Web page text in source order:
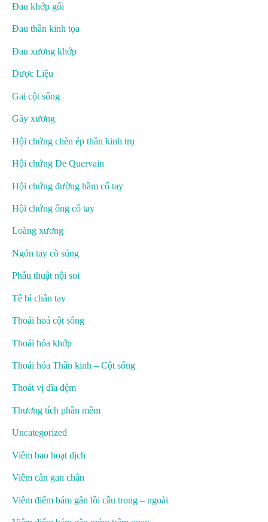
Đau khớp gối
Đau thần kinh tọa
Đau xương khớp
Dược Liệu
Gai cột sống
Gãy xương
Hội chứng chèn ép thần kinh trụ
Hội chứng De Quervain
Hội chứng đường hầm cổ tay
Hội chứng ống cổ tay
Loãng xương
Ngón tay cò súng
Phẫu thuật nội soi
Tê bì chân tay
Thoái hoá cột sống
Thoái hóa khớp
Thoái hóa Thần kinh – Cột sống
Thoát vị đĩa đệm
Thương tích phần mềm
Uncategorized
Viêm bao hoạt dịch
Viêm cân gan chân
Viêm điểm bám gân lồi cầu trong – ngoài